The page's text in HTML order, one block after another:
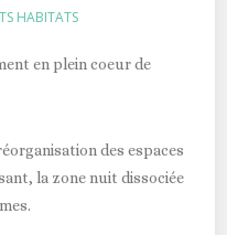
HABITATS
en plein coeur de
des espaces
la zone nuit dissociée